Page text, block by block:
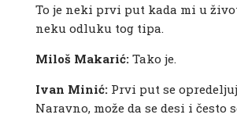
To je neki prvi put kada mi u
neku odluku tog tipa.
Miloš Makarić:Tako je.
Ivan Minić:Prvi put se
Naravno, može da se desi i često